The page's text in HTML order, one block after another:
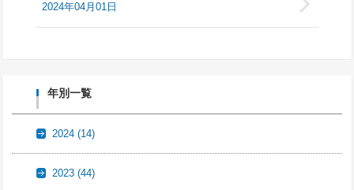
2024年04月01日
年別一覧
2024(14)
2023(44)